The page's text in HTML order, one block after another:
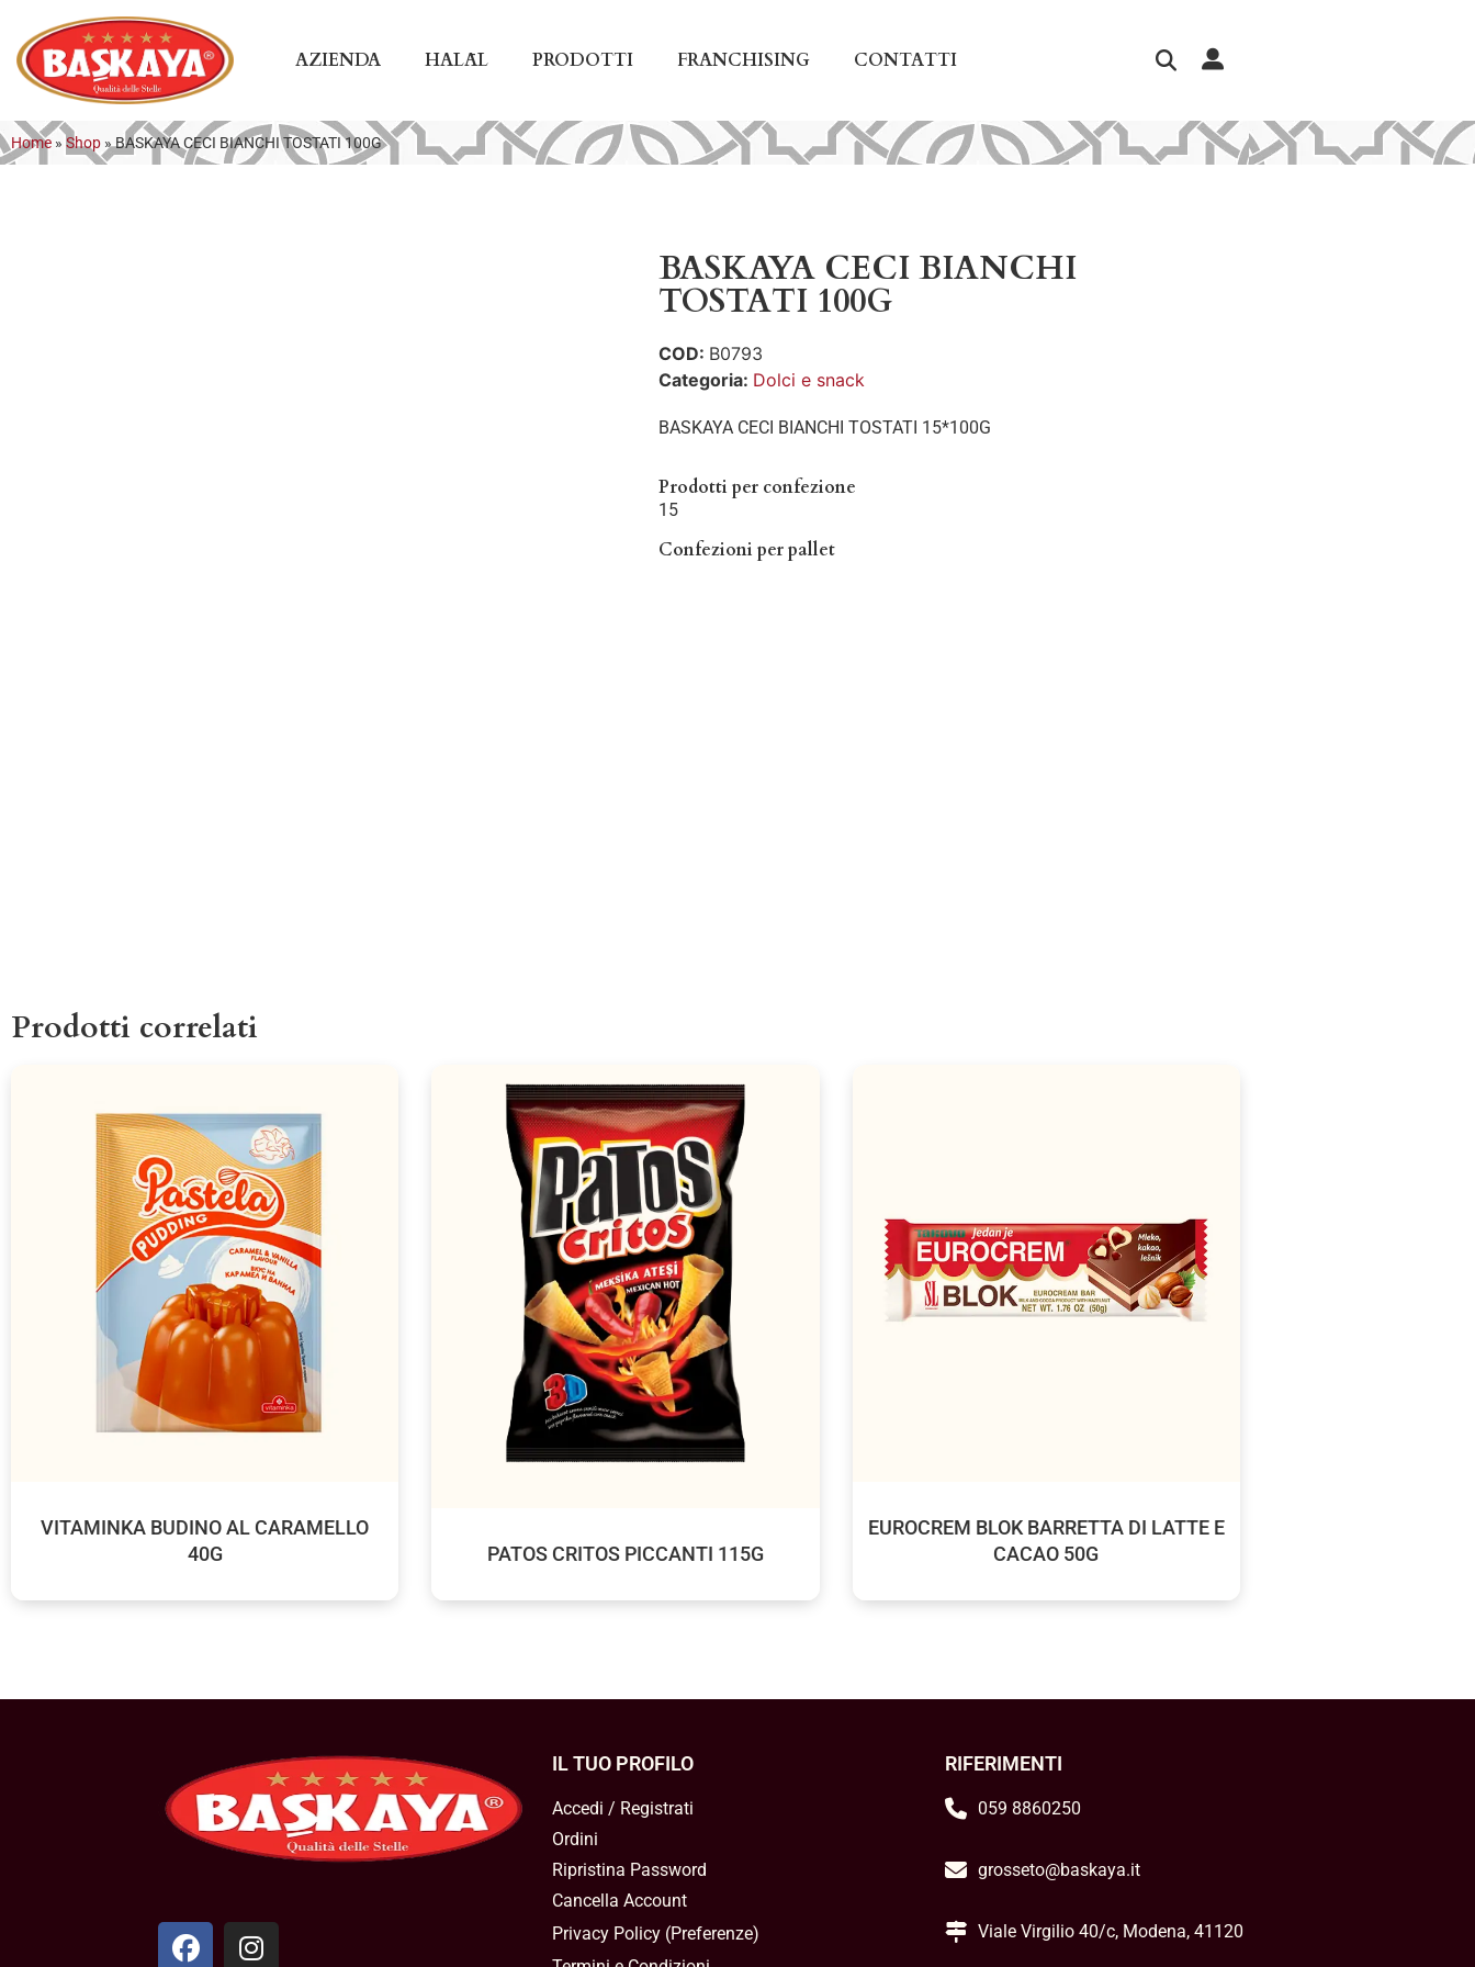
AZIENDA HALĀL PRODOTTI FRANCHISING CONTATTI
Home » Shop »BASKAYA CECI BIANCHI TOSTATI 100G
BASKAYA CECI BIANCHI
TOSTATI 100G
COD: B0793
Categoria: Dolci e snack
BASKAYA CECI BIANCHI TOSTATI 15*100G
Prodotti per confezione
15
Confezioni per pallet
Prodotti correlati
VITAMINKA BUDINO AL CARAMELLO
40G
PATOS CRITOS PICCANTI 115G
EUROCREM BLOK BARRETTA DI LATTE E
CACAO 50G
IL TUO PROFILO
Accedi / Registrati
Ordini
Ripristina Password
Cancella Account
Privacy Policy(Preferenze)
RIFERIMENTI
059 8860250
grosseto@baskaya.it
Viale Virgilio 40/c, Modena, 41120